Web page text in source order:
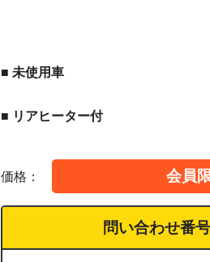
■ 未使用車
■ リアヒーター付
価格： 会員
問い合わせ番号